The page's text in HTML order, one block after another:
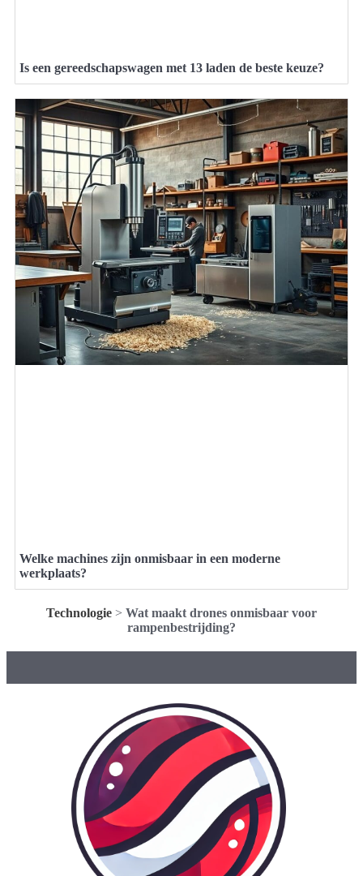
Is een gereedschapswagen met 13 laden de beste keuze?
Welke machines zijn onmisbaar in een moderne
werkplaats?
Technologie > Wat maakt drones onmisbaar voor
rampenbestrijding?